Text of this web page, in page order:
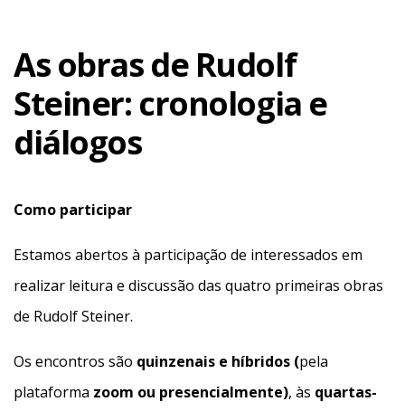
As obras de Rudolf
Steiner: cronologia e
diálogos
Como participar
Estamos abertos à participação de interessados em
realizar leitura e discussão das quatro primeiras obras
de Rudolf Steiner.
Os encontros são quinzenais e híbridos (pela
plataforma zoom ou presencialmente), às quartas-